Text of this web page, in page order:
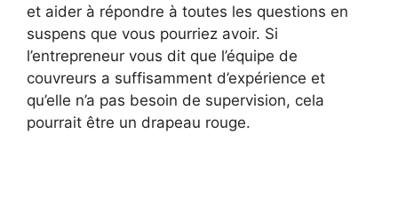
et aider à répondre à toutes les questions en
suspens que vous pourriez avoir. Si
l’entrepreneur vous dit que l’équipe de
couvreurs a suffisamment d’expérience et
qu’elle n’a pas besoin de supervision, cela
pourrait être un drapeau rouge.